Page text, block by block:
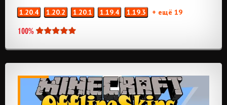
1.20.4 1.20.2 1.20.1 1.19.4 1.19.3 + ещё 19
100%